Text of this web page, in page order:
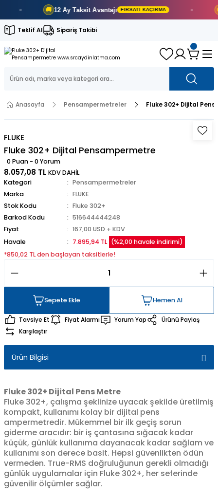
12 AyTaksit Avantajı FIRSATI KAÇIRMA
Teklif Al Sipariş Takibi
Anasayfa Pensampermetreler Fluke 302+ Dijital
FLUKE
Fluke 302+ Dijital Pensampermetre
0 Puan - 0 Yorum
8.057,08 TL KDV DAHİL
Kategori
Pensampermetreler
Marka
FLUKE
Stok Kodu
Fluke 302+
Barkod Kodu
516644444248
Fiyat
167,00 USD + KDV
Havale
7.895,94 TL (%2,00 havale indirimi)
*850,02 TL den başlayan taksitlerle!
Sepete Ekle
Hemen Al
Hemen Al
Tavsiye Et Fiyat Alarmı Yorum Yap
Ürünü Paylaş
Karşılaştır
Ürün Bilgisi
Fluke 302+ Dijital Pens Metre
Fluke 302+, çalışma şeklinize uyacak şekilde üretilmiş
kompakt, kullanımı kolay bir dijital pens
ampermetredir. Mükemmel bir ilk geçiş sorun
giderme aracıdır: bir iş çantasına sığacak kadar
küçük, günlük kullanıma dayanacak kadar sağlam ve
kullanımı son derece basit. Hepsi güvenlikten ödün
vermeden. True-RMS doğruluğunun gerekli olmadığı
günlük uygulamalar için Fluke 302+, her seferinde
güvenilir ölçümler sağlar.